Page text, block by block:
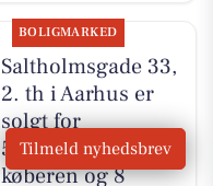
BOLIGMARKED
Saltholmsgade 33,
2. th i Aarhus er
solgt for
5.655.000 - se
køberen og 8
Tilmeld nyhedsbrev